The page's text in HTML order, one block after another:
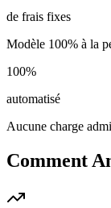
de frais fixes
Modèle 100% à la
100%
automatisé
Aucune charge
Comment